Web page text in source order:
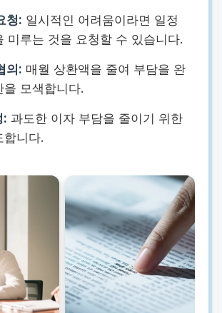
청: 일시적인 어려움이라면 일정
미루는 것을 요청할 수 있습니다.
의: 매월 상환액을 줄여 부담을 완
을 모색합니다.
: 과도한 이자 부담을 줄이기 위한
합니다.